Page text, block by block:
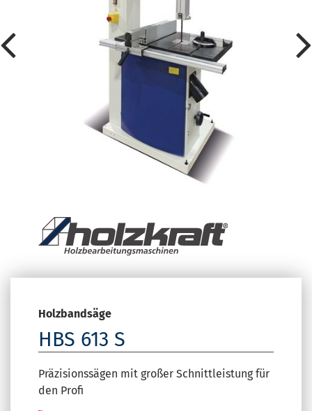
Holzbandsäge
HBS 613 S
Präzisionssägen mit großer Schnittleistung für
den Profi